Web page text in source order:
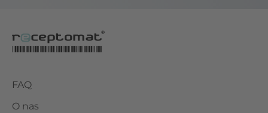
FAQ
O nas